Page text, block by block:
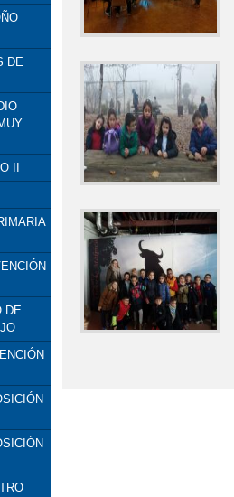
DE
II
DE